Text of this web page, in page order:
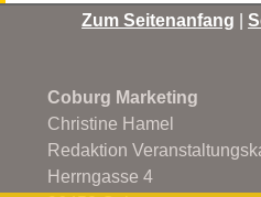
Zum Seitenanfang |
Coburg Marketing
Christine Hamel
Redaktion
Herrngasse 4